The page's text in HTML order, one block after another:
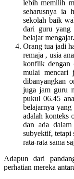
lebih memilih
seharusnya ia
sekolah baik
dari guru yang
belajar mengajar.
Orang tua jadi
remaja , usia
konflik dengan
mulai mencari
dibanyangkan
juga jam guru
pukul 06.45
belajarnya
adalah konteks
dan ada
subyektif, tetapi
rata-rata sama
Adapun dari
perhatian mereka